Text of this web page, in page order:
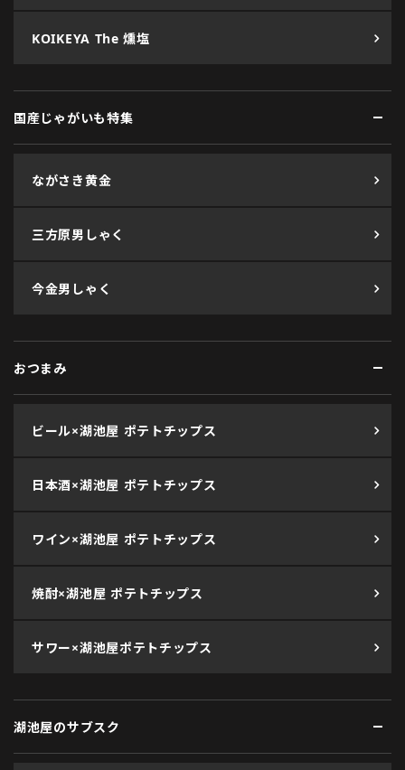
KOIKEYA The 燻塩
国産じゃがいも特集
ながさき黄金
三方原男しゃく
今金男しゃく
おつまみ
ビール×湖池屋 ポテトチップス
日本酒×湖池屋 ポテトチップス
ワイン×湖池屋 ポテトチップス
焼酎×湖池屋 ポテトチップス
サワー×湖池屋ポテトチップス
湖池屋のサブスク